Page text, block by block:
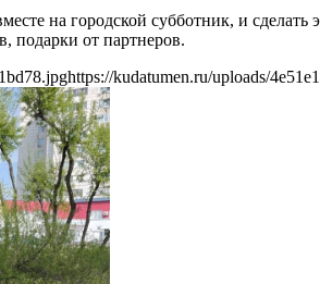
на городской субботник, и
подарки от партнеров.
https://kudatumen.ru/uploads/